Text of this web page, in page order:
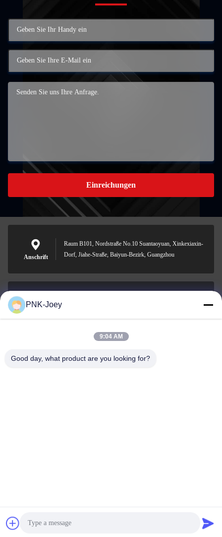
Einreichungen
Anschrift
Raum B101, Nordstraße No.10 Suantaoyuan, Xinkexiaxin-
Dorf, Jiahe-Straße, Baiyun-Bezirk, Guangzhou
E-Mail-Adresse
008613580404923
Guangzhou Xingchao Agriculture Machinery Co., Ltd.
PNK-Joey
9:04 AM
Good day, what product are you looking for?